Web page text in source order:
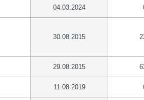
04.03.2024
30.08.2015
29.08.2015
11.08.2019